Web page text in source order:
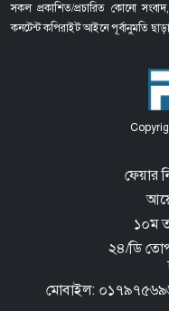
সকল প্রকাশিত/প্রচারিত কোনো
কনটেন্ট কপিরাইট আইনে পূর্বানুমতি ছাড়া
ফেয়ার
১০ম
২৪/ডি
মোবাইল: